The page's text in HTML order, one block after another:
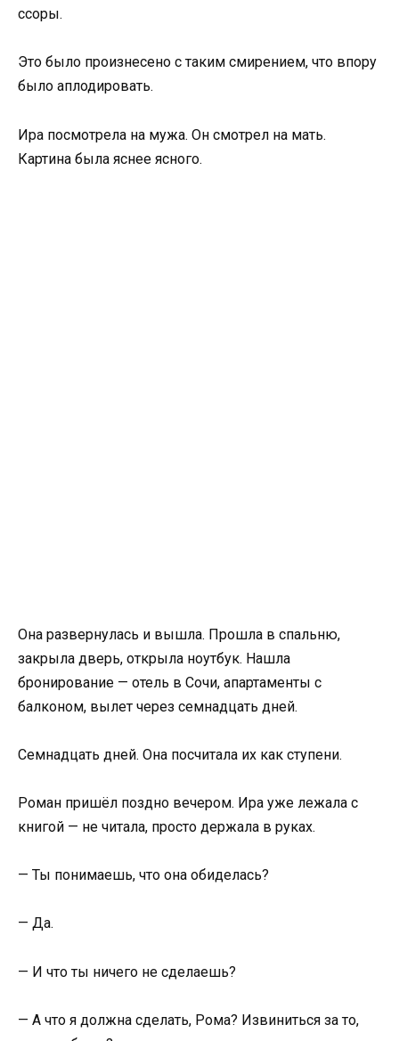
ссоры.
Это было произнесено с таким смирением, что впору
было аплодировать.
Ира посмотрела на мужа. Он смотрел на мать.
Картина была яснее ясного.
Она развернулась и вышла. Прошла в спальню,
закрыла дверь, открыла ноутбук. Нашла
бронирование — отель в Сочи, апартаменты с
балконом, вылет через семнадцать дней.
Семнадцать дней. Она посчитала их как ступени.
Роман пришёл поздно вечером. Ира уже лежала с
книгой — не читала, просто держала в руках.
— Ты понимаешь, что она обиделась?
— Да.
— И что ты ничего не сделаешь?
— А что я должна сделать, Рома? Извиниться за то,